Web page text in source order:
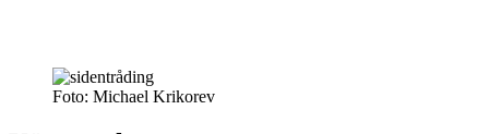
Foto: Michael Krikorev